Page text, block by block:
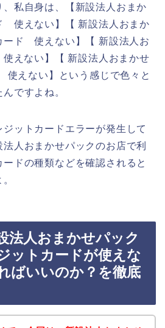
私自身は、【新設法人おまか
使えない】【 新設法人おまか
ド 使えない】【 新設法人お
えない】【 新設法人おまかせ
えない】という感じで色々と
ですよね。
ットカードエラーが発生して
人おまかせパックのお店で利
ドの種類などを確認されると
法人おまかせパック
ットカードが使えな
ばいいのか？を徹底